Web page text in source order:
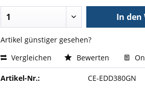
In den
Artikel günstiger gesehen?
Vergleichen
Bewerten
Artikel-Nr.: CE-EDD380GN